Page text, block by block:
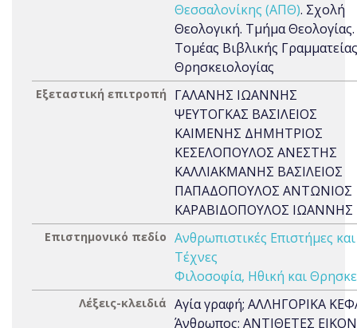
Θεσσαλονίκης (ΑΠΘ). Σχολή
Θεολογική. Τμήμα Θεολογίας.
Τομέας Βιβλικής
Θρησκειολογίας
Εξεταστική επιτροπή
ΓΑΛΑΝΗΣ ΙΩΑΝΝΗΣ
ΨΕΥΤΟΓΚΑΣ ΒΑΣΙΛΕΙΟΣ
ΚΑΙΜΕΝΗΣ ΔΗΜΗΤΡΙΟΣ
ΚΕΣΕΛΟΠΟΥΛΟΣ ΑΝΕΣΤΗΣ
ΚΑΛΛΙΑΚΜΑΝΗΣ ΒΑΣΙΛΕΙΟΣ
ΠΑΠΑΔΟΠΟΥΛΟΣ ΑΝΤΩΝΙΟΣ
ΚΑΡΑΒΙΔΟΠΟΥΛΟΣ ΙΩΑΝΝΗΣ
Επιστημονικό πεδίο Ανθρωπιστικές Επιστήμες και
Τέχνες
Φιλοσοφία, Ηθική και
Λέξεις-κλειδιά Αγία γραφή; ΑΛΛΗΓΟΡΙΚΑ
Άνθρωπος; ΑΝΤΙΘΕΤΕΣ